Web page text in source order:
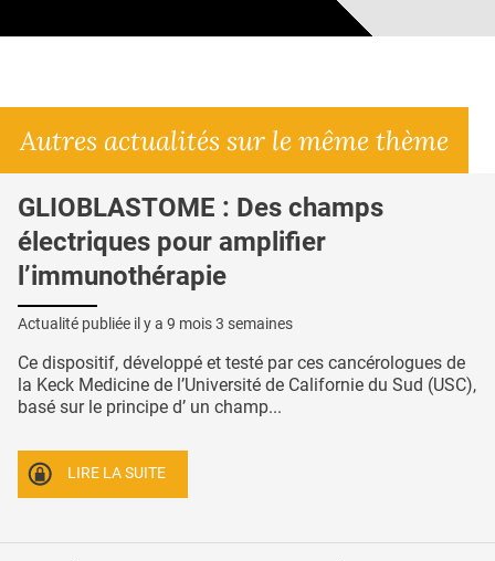
Autres actualités sur le même thème
GLIOBLASTOME : Des champs
électriques pour amplifier
l’immunothérapie
Actualité publiée il y a 9 mois 3 semaines
Ce dispositif, développé et testé par ces cancérologues de
la Keck Medicine de l’Université de Californie du Sud (USC),
basé sur le principe d’ un champ...
LIRE LA SUITE